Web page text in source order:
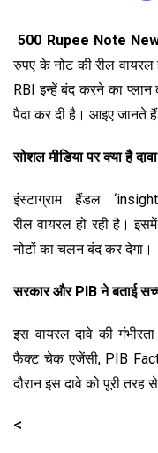
500 Rupee Note
रुपए के नोट की रील वायरल
RBI इन्हें बंद करने का
पैदा कर दी है। आइए जानते
सोशल मीडिया पर क्या है
इंस्टाग्राम हैंडल
रील वायरल हो रही है।
नोटों का चलन बंद कर देगा।
सरकार और PIB ने बताई
इस वायरल दावे की
फैक्ट चेक एजेंसी, PIB
दौरान इस दावे को पूरी तरह
<